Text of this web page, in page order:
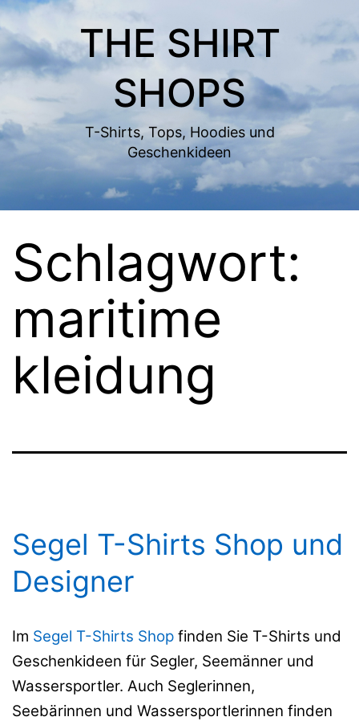
Zum
Inhalt
springen
THE SHIRT
SHOPS
T-Shirts, Tops, Hoodies und
Geschenkideen
Schlagwort:
maritime
kleidung
Segel T-Shirts Shop und
Designer
Im Segel T-Shirts Shop finden Sie T-Shirts und
Geschenkideen für Segler, Seemänner und
Wassersportler. Auch Seglerinnen,
Seebärinnen und Wassersportlerinnen finden